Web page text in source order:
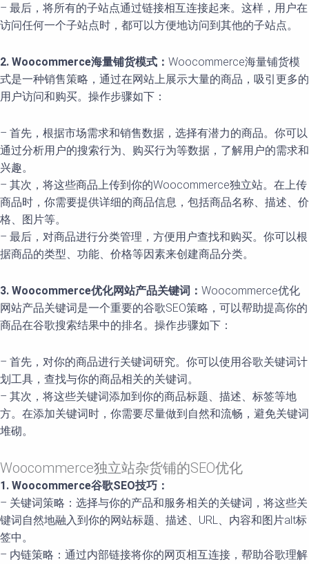
– 最后，将所有的子站点通过链接相互连接起来。这样，用户在
访问任何一个子站点时，都可以方便地访问到其他的子站点。
2. Woocommerce海量铺货模式： Woocommerce海量铺货模
式是一种销售策略，通过在网站上展示大量的商品，吸引更多的
用户访问和购买。操作步骤如下：
– 首先，根据市场需求和销售数据，选择有潜力的商品。你可以
通过分析用户的搜索行为、购买行为等数据，了解用户的需求和
兴趣。
– 其次，将这些商品上传到你的Woocommerce独立站。在上传
商品时，你需要提供详细的商品信息，包括商品名称、描述、价
格、图片等。
– 最后，对商品进行分类管理，方便用户查找和购买。你可以根
据商品的类型、功能、价格等因素来创建商品分类。
3. Woocommerce优化网站产品关键词： Woocommerce优化
网站产品关键词是一个重要的谷歌SEO策略，可以帮助提高你的
商品在谷歌搜索结果中的排名。操作步骤如下：
– 首先，对你的商品进行关键词研究。你可以使用谷歌关键词计
划工具，查找与你的商品相关的关键词。
– 其次，将这些关键词添加到你的商品标题、描述、标签等地
方。在添加关键词时，你需要尽量做到自然和流畅，避免关键词
堆砌。
Woocommerce独立站杂货铺的SEO优化
1. Woocommerce谷歌SEO技巧：
– 关键词策略：选择与你的产品和服务相关的关键词，将这些关
键词自然地融入到你的网站标题、描述、URL、内容和图片alt标
签中。
– 内链策略：通过内部链接将你的网页相互连接，帮助谷歌理解